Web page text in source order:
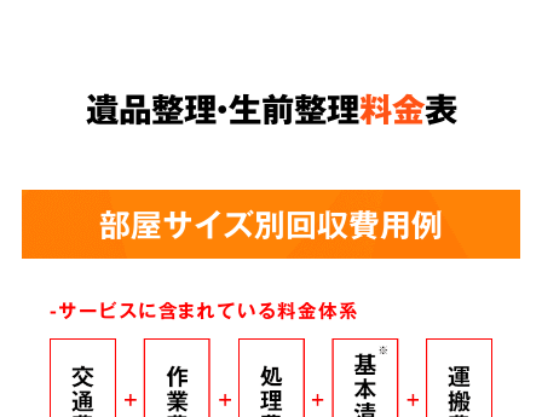
遺品整理・生前整理料金表
部屋サイズ別回収費用例
-サービスに含まれている料金体系